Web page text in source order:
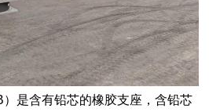
是含有铅芯的橡胶支座，含铅芯